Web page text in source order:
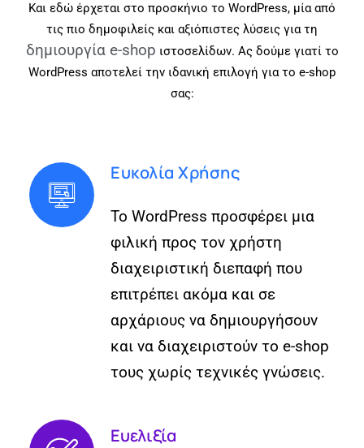
Και εδώ έρχεται στο προσκήνιο το WordPress, μία από
τις πιο δημοφιλείς και αξιόπιστες λύσεις για τη
δημιουργία e-shop ιστοσελίδων. Ας δούμε γιατί το
WordPress αποτελεί την ιδανική επιλογή για το e-shop
σας:
Ευκολία Χρήσης
Το WordPress προσφέρει μια
φιλική προς τον χρήστη
διαχειριστική διεπαφή που
επιτρέπει ακόμα και σε
αρχάριους να δημιουργήσουν
και να διαχειριστούν το e-shop
τους χωρίς τεχνικές γνώσεις.
Ευελιξία